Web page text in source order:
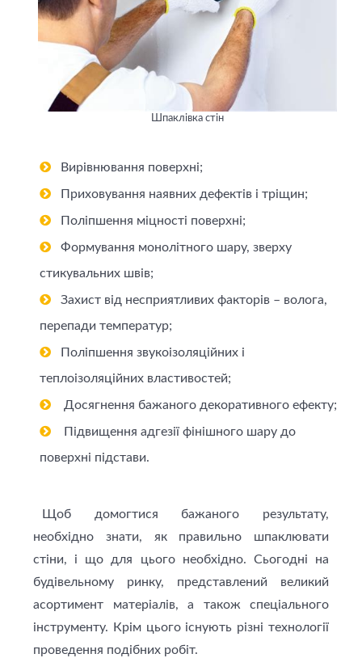
Шпаклівка стін
Вирівнювання поверхні;
Приховування наявних дефектів і тріщин;
Поліпшення міцності поверхні;
Формування монолітного шару, зверху
стикувальних швів;
Захист від несприятливих факторів – волога,
перепади температур;
Поліпшення звукоізоляційних і
теплоізоляційних властивостей;
Досягнення бажаного декоративного ефекту;
Підвищення адгезії фінішного шару до
поверхні підстави.
Щоб домогтися бажаного результату,
необхідно знати, як правильно шпаклювати
стіни, і що для цього необхідно. Сьогодні на
будівельному ринку, представлений великий
асортимент матеріалів, а також спеціального
інструменту. Крім цього існують різні технології
проведення подібних робіт.